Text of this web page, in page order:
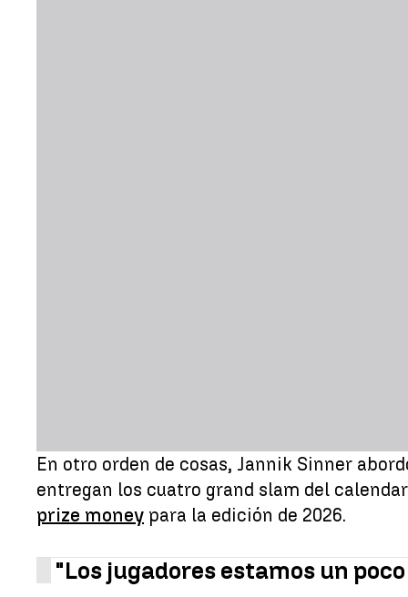
En otro orden de cosas, Jannik Sinner
entregan los cuatro grand slam del
prize money para la edición de 2026.
"Los jugadores estamos un